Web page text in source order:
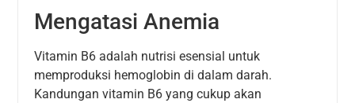
Mengatasi Anemia
Vitamin B6 adalah nutrisi esensial untuk
memproduksi hemoglobin di dalam darah.
Kandungan vitamin B6 yang cukup akan